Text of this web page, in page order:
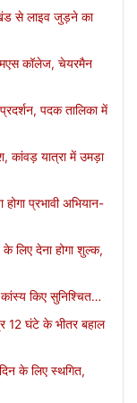
से लाइव जुड़ने का
कॉलेज, चेयरमैन
पदक तालिका में
कांवड़ यात्रा में उमड़ा
प्रभावी अभियान-
देना होगा शुल्क,
किए सुनिश्चित…
12 घंटे के भीतर बहाल
के लिए स्थगित,